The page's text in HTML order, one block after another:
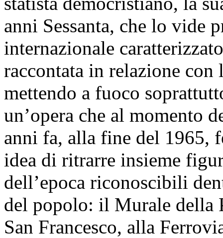
anni Sessanta, che lo vide
internazionale
raccontata in relazione
mettendo a fuoco
un’opera che al momento
anni fa, alla fine del 1965,
idea di ritrarre insieme
dell’epoca riconoscibili
del popolo: il Murale della
San Francesco, alla